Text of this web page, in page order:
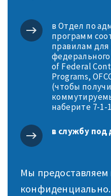
в Отдел по
программ
правилам
of Federal
Programs,
(чтобы
наберите 7-1-
в службу
Мы
конфиденциально.